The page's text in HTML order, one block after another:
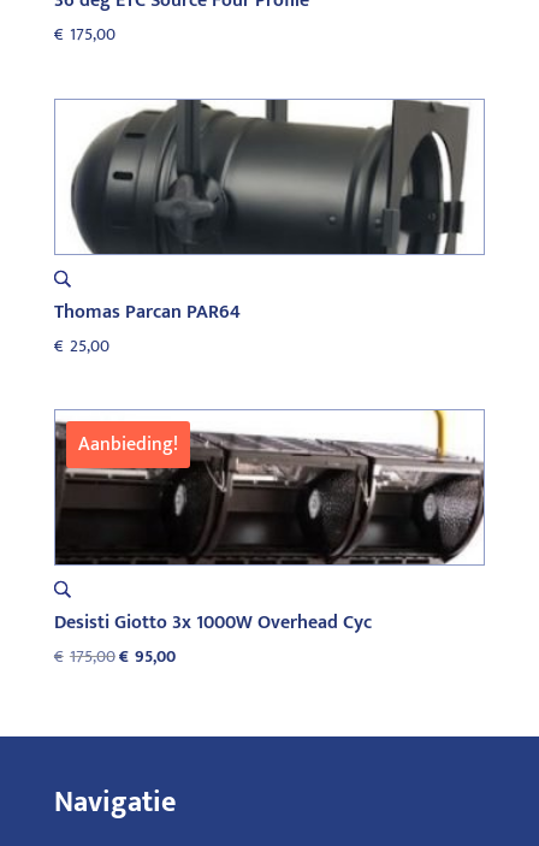
€ 175,00
Thomas Parcan PAR64
€ 25,00
Aanbieding!
Desisti Giotto 3x 1000W Overhead Cyc
€ 175,00Oorspronkelijke
€175,00.
€ 95,00Huidige
€95,00.
Navigatie